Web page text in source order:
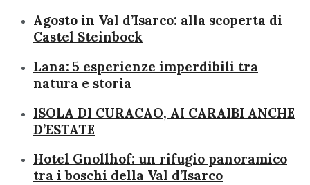
Agosto in Val d’Isarco: alla scoperta di
Castel Steinbock
Lana: 5 esperienze imperdibili tra
natura e storia
ISOLA DI CURACAO, AI CARAIBI ANCHE
D’ESTATE
Hotel Gnollhof: un rifugio panoramico
tra i boschi della Val d’Isarco